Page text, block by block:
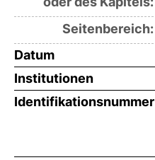
Seitenbereich:
Datum
Institutionen
Identifikationsnummer